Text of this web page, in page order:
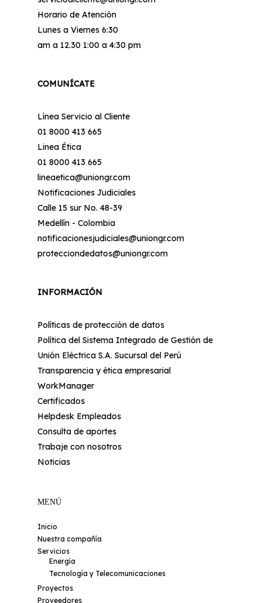
Horario de Atención
Lunes a Viernes 6:30
am a 12.30 1:00 a 4:30 pm
COMUNÍCATE
Línea Servicio al Cliente
01 8000 413 665
Linea Ética
01 8000 413 665
lineaetica@uniongr.com
Notificaciones Judiciales
Calle 15 sur No. 48-39
Medellín - Colombia
notificacionesjudiciales@uniongr.com
protecciondedatos@uniongr.com
INFORMACIÓN
Políticas de protección de datos
Política del Sistema Integrado de Gestión de
Unión Eléctrica S.A. Sucursal del Perú
Transparencia y ética empresarial
WorkManager
Certificados
Helpdesk Empleados
Consulta de aportes
Trabaje con nosotros
Noticias
MENÚ
Inicio
Nuestra compañía
Servicios
Energía
Tecnología y Telecomunicaciones
Proyectos
Proveedores